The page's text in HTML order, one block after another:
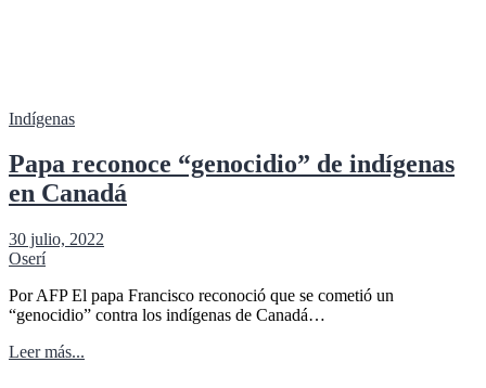
Indígenas
Papa reconoce “genocidio” de indígenas
en Canadá
30 julio, 2022
Oserí
Por AFP El papa Francisco reconoció que se cometió un
“genocidio” contra los indígenas de Canadá…
Leer más...